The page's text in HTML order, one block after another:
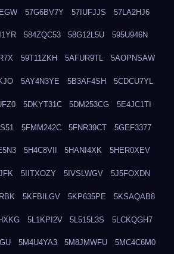
57G6BV7Y 57IUFJJS 57LA2HJ6
584ZQC53 58G12L5U 595U946N
59T11ZKH 5AFUR9TL 5AOPNSAW
5AY4N3YE 5B3AF4SH 5CDCU7YL
5DKYT31C 5DM253CG 5E4JC1TI
5FMM242C 5FNR39CT 5GEF3377
5H4C8VII 5HANI4XK 5HER0XEV
5IITXOZY 5IVSLWGV 5J5FOXDN
5KFBILGV 5KP635PE 5KSAQAB8
5L1KPI2V 5L515L3S 5LCKQGH7
5M4U4YA3 5M8JMWFU 5MC4C6M0